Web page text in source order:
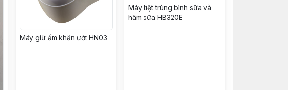
Máy giữ ấm khăn ướt HN03
Máy tiệt trùng bình sữa và
hâm sữa HB320E